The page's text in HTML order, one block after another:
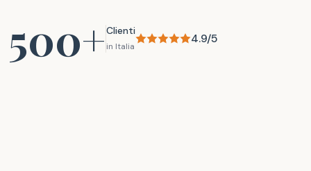
500+Clienti
in Italia
4.9/5